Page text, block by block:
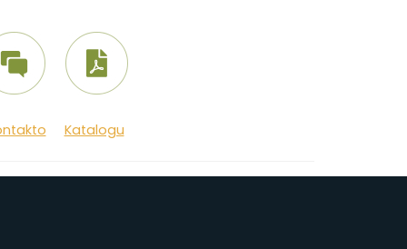
Katalogu